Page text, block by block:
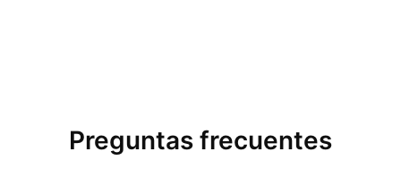
Preguntas frecuentes